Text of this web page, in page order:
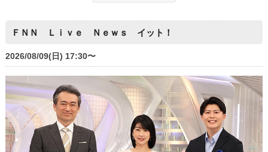
ＦＮＮ Ｌｉｖｅ Ｎｅｗｓ イット！
2026/08/09(日) 17:30〜